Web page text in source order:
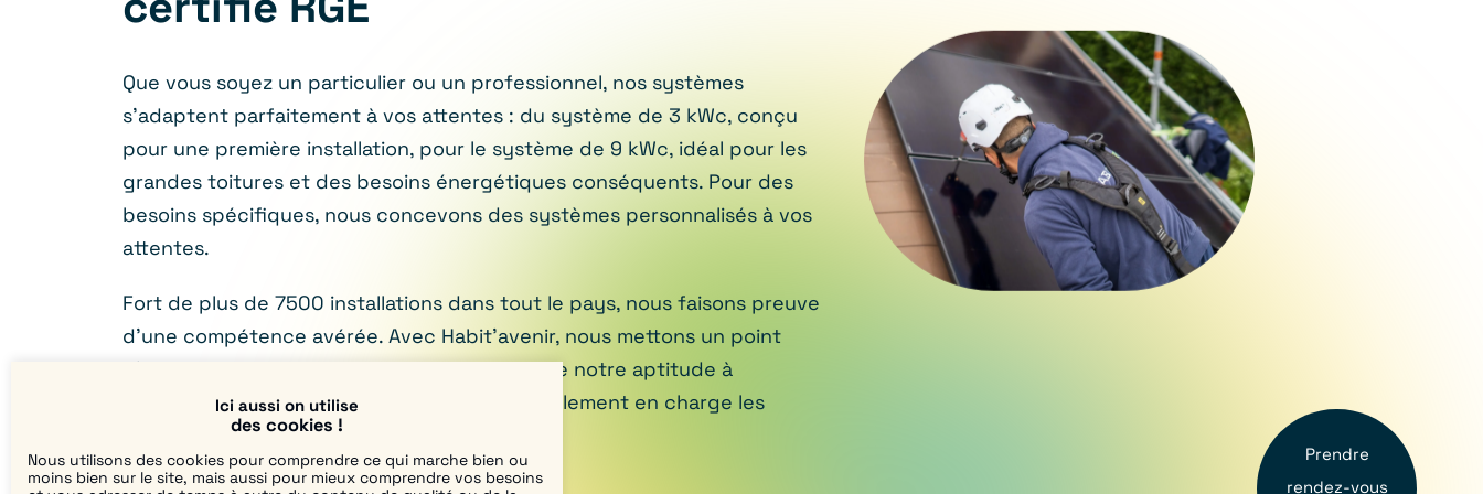
Ici aussi on utilise
des cookies !
Nous utilisons des cookies pour comprendre ce qui marche bien ou
moins bien sur le site, mais aussi pour mieux comprendre vos besoins
Prendre
rendez-vous
Que vous soyez un particulier ou un professionnel, nos systèmes
s’adaptent parfaitement à vos attentes : du système de 3 kWc, conçu
pour une première installation, pour le système de 9 kWc, idéal pour les
grandes toitures et des besoins énergétiques conséquents. Pour des
besoins spécifiques, nous concevons des systèmes personnalisés à vos
attentes.
Fort de plus de 7500 installations dans tout le pays, nous faisons preuve
d’une compétence avérée. Avec Habit’avenir, nous mettons un point
d’honneur à offrir un service sur-mesure et de notre aptitude à
coordonner le projet de A à Z, en prenant également en charge les
formalités nécessaires.
OFFRE PHARE
KIT 3 kWc + BATTERIE OFFERTE
5 990 € TTC
Installation et mise en service comprises
Non merci, je passe